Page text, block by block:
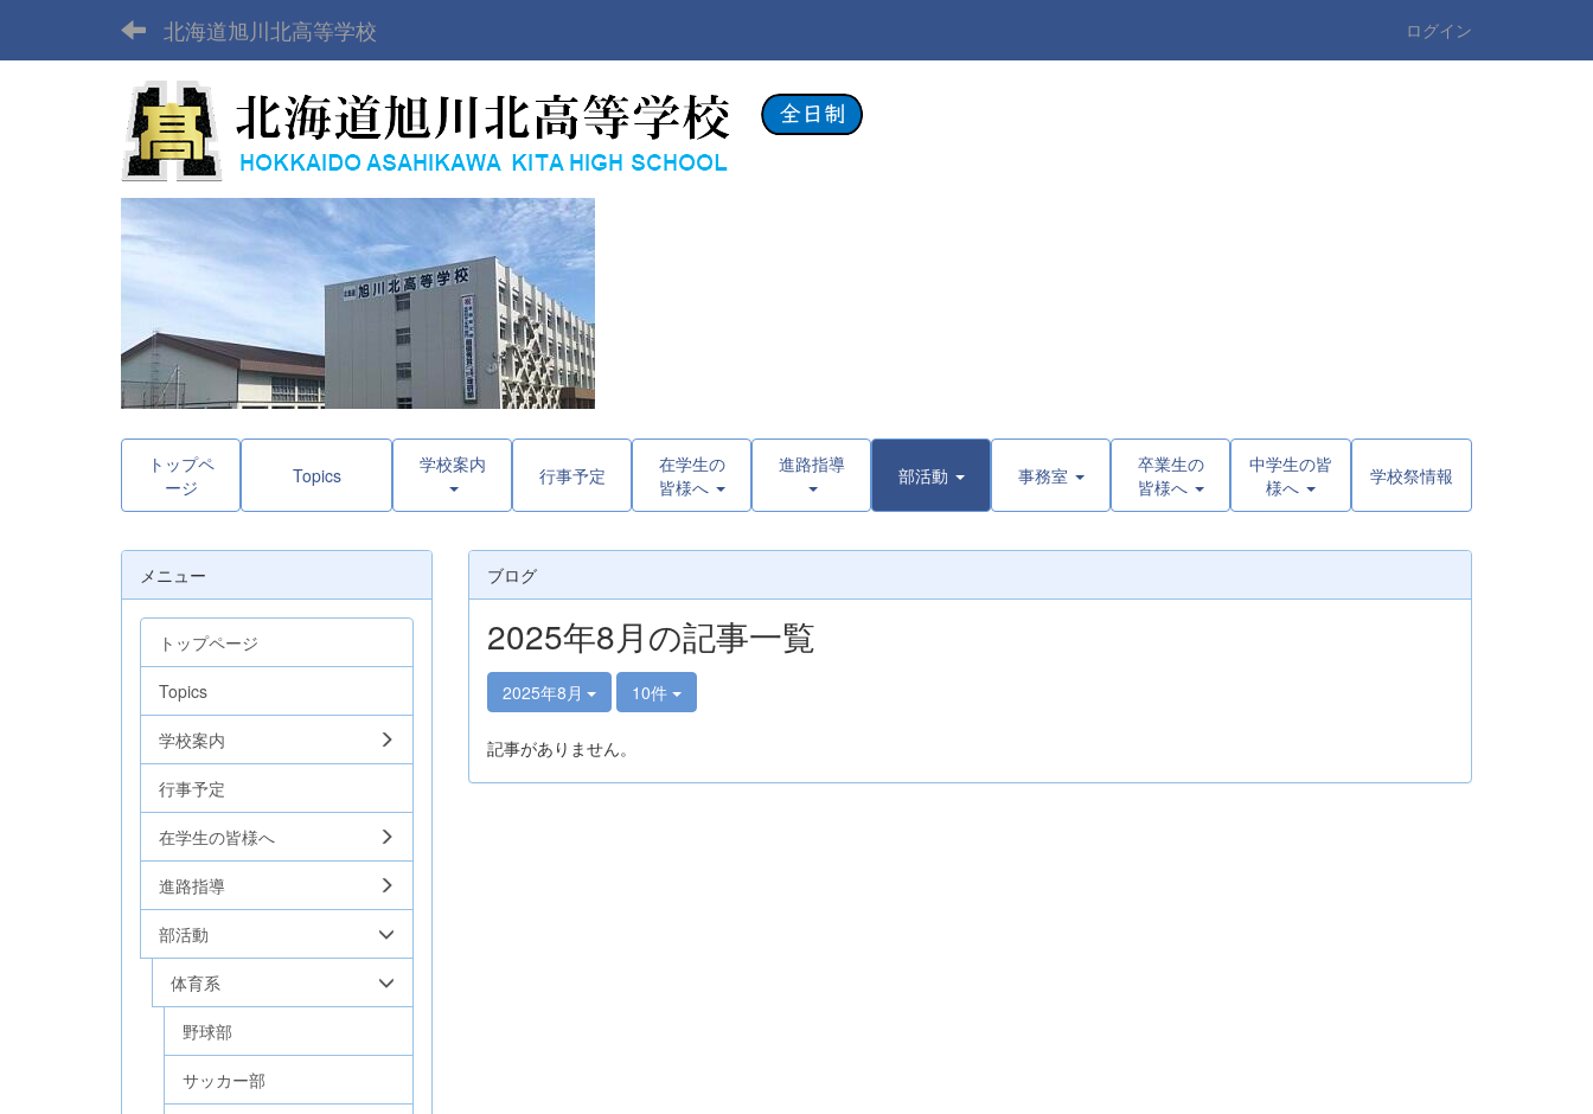
北海道旭川北高等学校 ログイン
トップペ
ージ
Topics 学校案内 行事予定
在学生の
皆様へ
進路指導 部活動 事務室
卒業生の
皆様へ
中学生の皆
様へ
学校祭情報
ブログ
2025年8月の記事一覧
2025年8月 10件
記事がありません。
メニュー
トップページ
Topics
学校案内
行事予定
在学生の皆様へ
進路指導
部活動
体育系
野球部
サッカー部